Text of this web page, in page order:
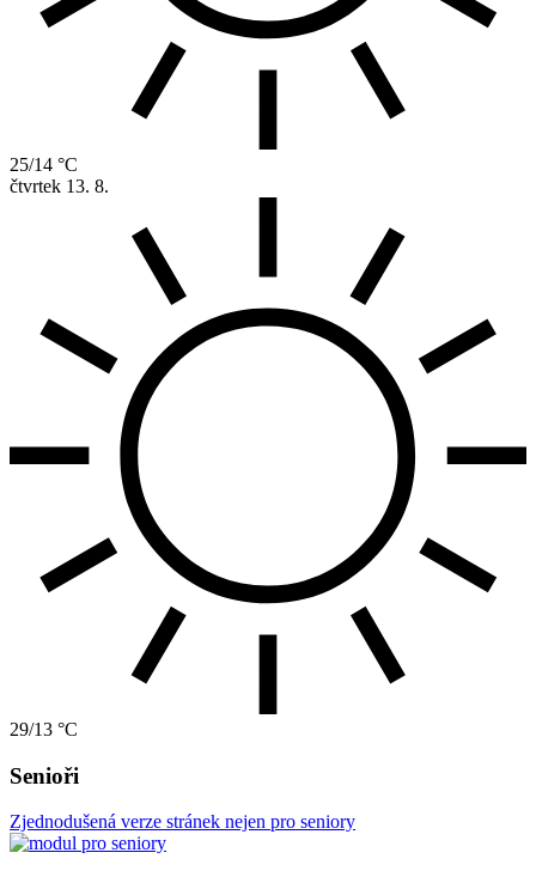
25/14 °C
čtvrtek 13. 8.
29/13 °C
Senioři
Zjednodušená verze stránek nejen pro seniory